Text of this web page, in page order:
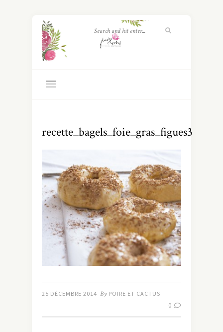
recette_bagels_foie_gras_figues3
25 DÉCEMBRE 2014 By POIRE ET CACTUS
0